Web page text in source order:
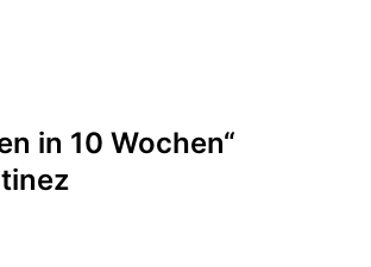
in 10 Wochen“